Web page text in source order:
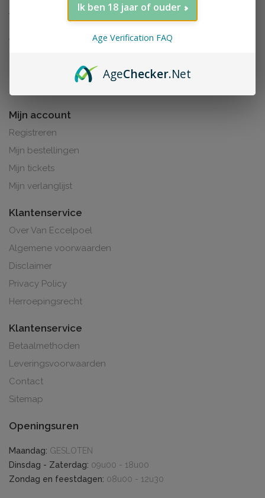
Mijn account
Registreren
Mijn bestellingen
Mijn tickets
Mijn verlanglijst
Klantenservice
Over Van Eccelpoel
Algemene voorwaarden
Disclaimer
Privacy Policy
Herroepingsrecht
Klantenservice
Betaalmethoden
Leveringsvoorwaarden
Contact
Sitemap
Openingsuren
Maandag: GESLOTEN
Dinsdag - Zaterdag: 09u00 - 18u00
Zondag en feestdagen: 08u00 - 12u30
Ik ben 18 jaar of ouder
Age Verification FAQ
AgeChecker.Net